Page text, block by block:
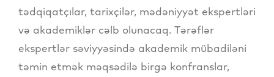
tədqiqatçılar, tarixçilər, mədəniyyət ekspertləri
və akademiklər cəlb olunacaq. Tərəflər
ekspertlər səviyyəsində akademik mübadiləni
təmin etmək məqsədilə birgə konfranslar,